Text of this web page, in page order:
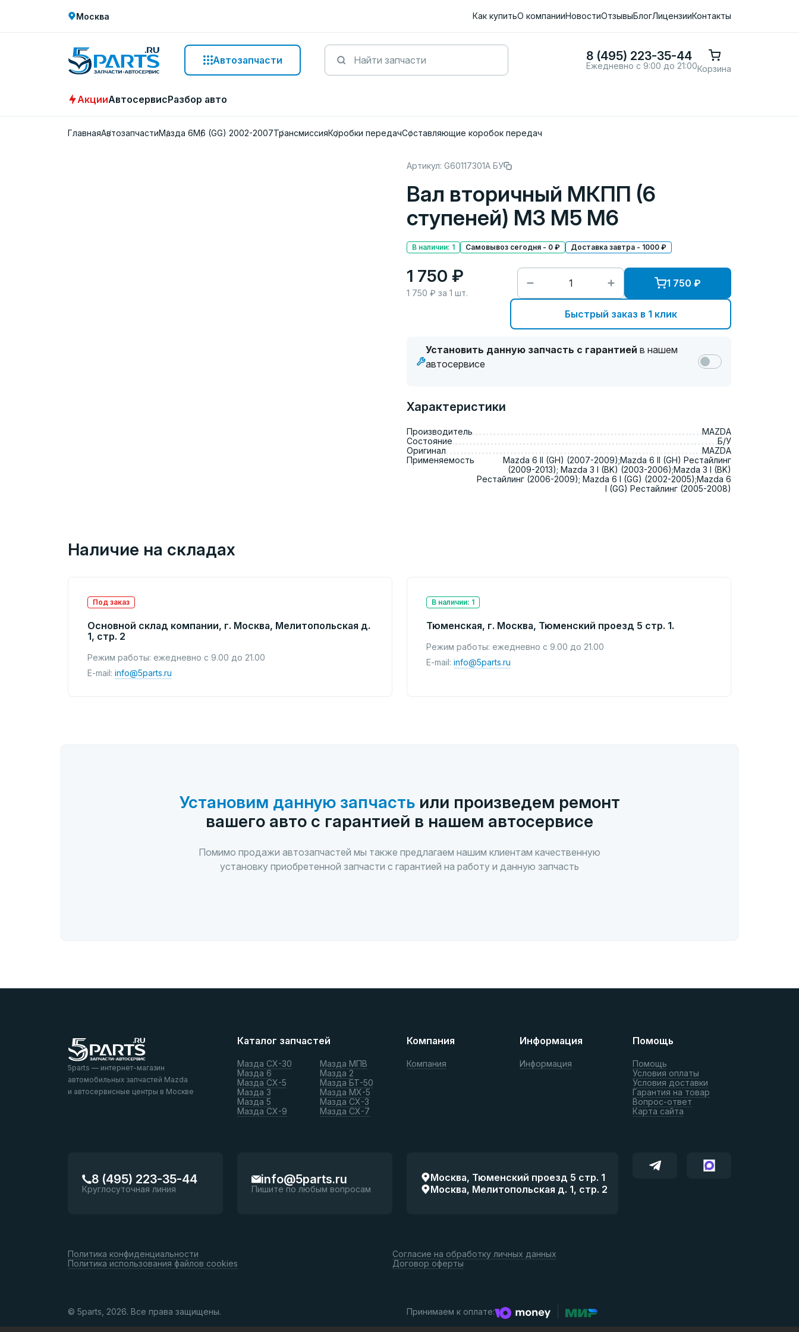
Москва Как купитьО компанииНовостиОтзывыБлогЛицензииКонтакты
Автозапчасти 8 (495) 223-35-44
Ежедневно с 9:00 до 21:00Корзина
АкцииАвтосервисРазбор авто
ГлавнаяАвтозапчастиМазда 6M6 (GG) 2002-2007ТрансмиссияКоробки передачСоставляющие коробок передач
Артикул: G60117301A БУ
Вал вторичный МКПП (6
ступеней) M3 M5 M6
В наличии: 1 Самовывоз сегодня - 0 ₽ Доставка завтра - 1000 ₽
1 750 ₽
1 750 ₽ за 1 шт.
Быстрый заказ в 1 клик
1 750 ₽
Установить данную запчасть с гарантией в нашем
автосервисе
Характеристики
Производитель
MAZDA
Состояние
Б/У
Оригинал
MAZDA
Применяемость
Mazda 6 II (GH) (2007-2009);Mazda 6 II (GH) Рестайлинг
(2009-2013); Mazda 3 I (BK) (2003-2006);Mazda 3 I (BK)
Рестайлинг (2006-2009); Mazda 6 I (GG) (2002-2005);Mazda 6
I (GG) Рестайлинг (2005-2008)
Наличие на складах
Под заказ
Основной склад компании, г. Москва, Мелитопольская д.
1, стр. 2
Режим работы: ежедневно с 9.00 до 21.00
E-mail: info@5parts.ru
В наличии: 1
Тюменская, г. Москва, Тюменский проезд 5 стр. 1.
Режим работы: ежедневно с 9.00 до 21.00
E-mail: info@5parts.ru
Установим данную запчастьили произведем ремонт
вашего авто с гарантией в нашем автосервисе
Помимо продажи автозапчастей мы также предлагаем нашим клиентам качественную
установку приобретенной запчасти с гарантией на работу и данную запчасть
5parts — интернет-магазин
автомобильных запчастей Mazda
и автосервисные центры в Москве
Каталог запчастей
Мазда СХ-30
Мазда 6
Мазда СХ-5
Мазда 3
Мазда 5
Мазда СХ-9
Мазда МПВ
Мазда 2
Мазда БТ-50
Мазда МХ-5
Мазда СХ-3
Мазда СХ-7
Компания
Компания
Информация
Информация
Помощь
Помощь
Условия оплаты
Условия доставки
Гарантия на товар
Вопрос-ответ
Карта сайта
8 (495) 223-35-44
Круглосуточная линия
info@5parts.ru
Пишите по любым вопросам
Москва, Тюменский проезд 5 стр. 1
Москва, Мелитопольская д. 1, стр. 2
Политика конфиденциальности
Согласие на обработку личных данных
Политика использования файлов cookies
Договор оферты
Принимаем к оплате:
© 5parts, 2026. Все права защищены.